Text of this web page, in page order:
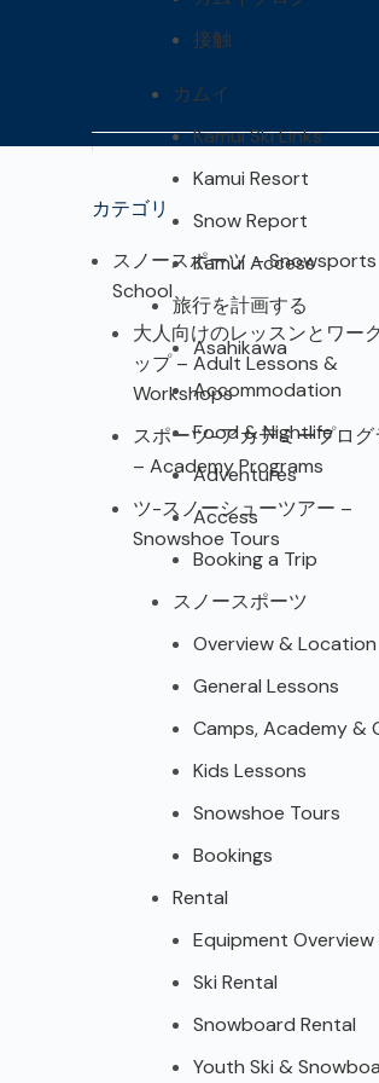
接触
カムイ
Kamui Ski Links
Kamui Resort
Snow Report
Kamui Access
旅行を計画する
Asahikawa
Accommodation
Food & Nightlife
Adventures
Access
Booking a Trip
スノースポーツ
Overview & Location
General Lessons
Camps, Academy &
Kids Lessons
Snowshoe Tours
Bookings
Rental
Equipment
Ski Rental
Snowboard Rental
Youth Ski &
カテゴリ
スノースポーツ – Snowsports
School
大人向けのレッスンとワー
ップ – Adult Lessons &
Workshops
スポーツ-アカデミープログ
– Academy Programs
ツ-スノーシューツアー –
Snowshoe Tours